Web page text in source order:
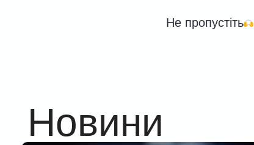
Не пропустіть
Новини